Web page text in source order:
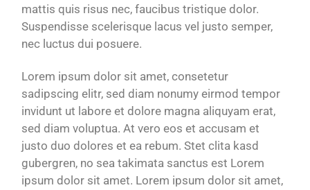
mattis quis risus nec, faucibus tristique dolor.
Suspendisse scelerisque lacus vel justo semper,
nec luctus dui posuere.
Lorem ipsum dolor sit amet, consetetur
sadipscing elitr, sed diam nonumy eirmod tempor
invidunt ut labore et dolore magna aliquyam erat,
sed diam voluptua. At vero eos et accusam et
justo duo dolores et ea rebum. Stet clita kasd
gubergren, no sea takimata sanctus est Lorem
ipsum dolor sit amet. Lorem ipsum dolor sit amet,